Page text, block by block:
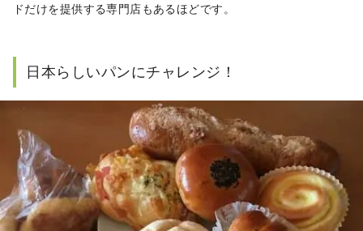
ドだけを提供する専門店もあるほどです。
日本らしいパンにチャレンジ！